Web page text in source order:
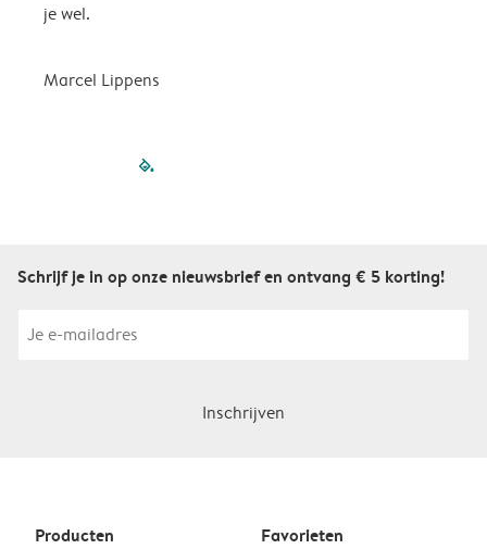
je wel.
Marcel Lippens
filled-pagination
Schrijf je in op onze nieuwsbrief en ontvang € 5 korting!
Inschrijven
Producten Favorieten